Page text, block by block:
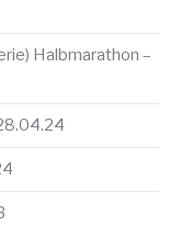
Halbmarathon –